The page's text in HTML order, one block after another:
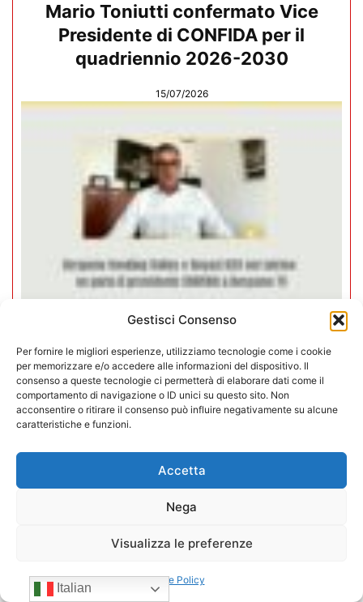
Gestisci Consenso
Per fornire le migliori esperienze, utilizziamo tecnologie come i cookie
per memorizzare e/o accedere alle informazioni del dispositivo. Il
consenso a queste tecnologie ci permetterà di elaborare dati come il
comportamento di navigazione o ID unici su questo sito. Non
acconsentire o ritirare il consenso può influire negativamente su alcune
caratteristiche e funzioni.
Accetta
Nega
Visualizza le preferenze
Cookie Policy
Mario Toniutti confermato Vice
Presidente di CONFIDA per il
quadriennio 2026-2030
15/07/2026
Negozi H24 nel mirino. Trapletti a
Bergamo TV: “I gestori H24 non
sono il problema”
Italian